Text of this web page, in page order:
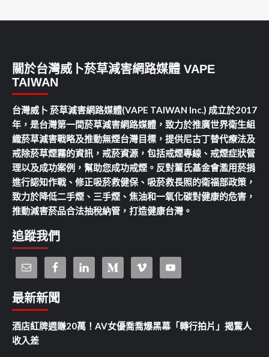
關於台灣威卜菸草減害網路媒體 VAPE
TAIWAN
台灣威卜 菸草減害網路媒體(VAPE TAIWAN Inc.) 成立於2017
年，是台灣第一間菸草減害網路媒體，致力於推廣世界衛生組
織菸草減害戰略及推動無煙台灣目標，提供尼古丁替代療法及
戒除菸草煙霧的資訊，戒菸資源，包括戒煙專線、戒煙症狀管
理以及成功案例，幫助您成功戒煙。反對董氏基金會濫用菸捐
進行認知作戰、修正吸菸救健保、吸菸救長照的衛福部政策，
致力於降低二手煙、三手煙、焦油和一氧化碳對健康的危害，
推動減害菸品合法抽稅納管，打造健康台灣。
追蹤我們
最新新聞
酒店紅牌週賺20萬！AV女優喬喬爆黑幕「轉行拍片」揭驚人
收入差